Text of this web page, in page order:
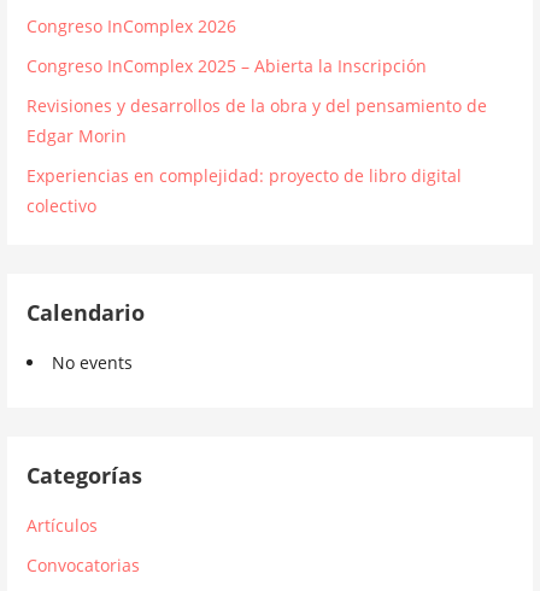
Congreso InComplex 2026
Congreso InComplex 2025 – Abierta la Inscripción
Revisiones y desarrollos de la obra y del pensamiento de
Edgar Morin
Experiencias en complejidad: proyecto de libro digital
colectivo
Calendario
No events
Categorías
Artículos
Convocatorias